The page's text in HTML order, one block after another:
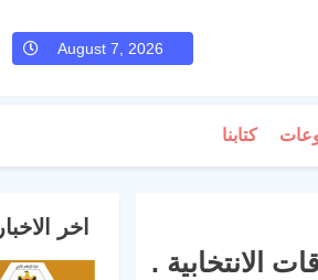
August 7, 2026
كتابنا
الانتخابية .
اخر الاخبار